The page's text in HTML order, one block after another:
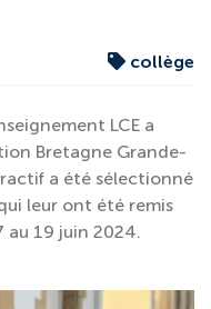
collège
LCE a
Bretagne Grande-
a été sélectionné
leur ont été remis
au 19 juin 2024.